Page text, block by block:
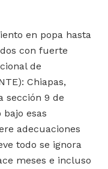
en popa hasta
con fuerte
de
Chiapas,
sección 9 de
esas
adecuaciones
todo se ignora
meses e incluso